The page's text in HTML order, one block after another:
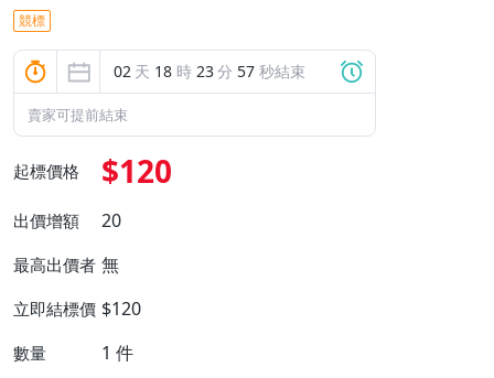
競標
02 天 18 時 23分 56 秒結束
賣家可提前結束
起標價格 $120
出價增額 20
最高出價者 無
立即結標價 $120
數量 1 件